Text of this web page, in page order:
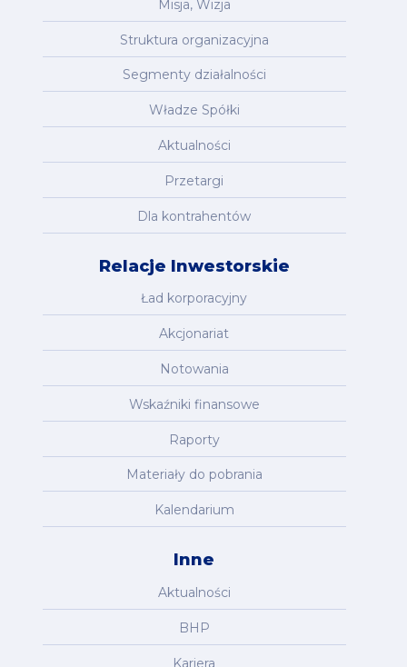
Misja, Wizja
Struktura organizacyjna
Segmenty działalności
Władze Spółki
Aktualności
Przetargi
Dla kontrahentów
Relacje Inwestorskie
Ład korporacyjny
Akcjonariat
Notowania
Wskaźniki finansowe
Raporty
Materiały do pobrania
Kalendarium
Inne
Aktualności
BHP
Kariera